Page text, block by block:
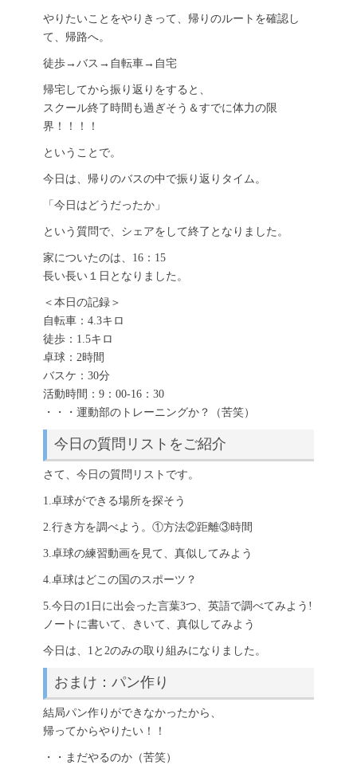
やりたいことをやりきって、帰りのルートを確認し
て、帰路へ。
徒歩→バス→自転車→自宅
帰宅してから振り返りをすると、
スクール終了時間も過ぎそう＆すでに体力の限
界！！！！
ということで。
今日は、帰りのバスの中で振り返りタイム。
「今日はどうだったか」
という質問で、シェアをして終了となりました。
家についたのは、16：15
長い長い１日となりました。
＜本日の記録＞
自転車：4.3キロ
徒歩：1.5キロ
卓球：2時間
バスケ：30分
活動時間：9：00-16：30
・・・運動部のトレーニングか？（苦笑）
今日の質問リストをご紹介
さて、今日の質問リストです。
1.卓球ができる場所を探そう
2.行き方を調べよう。①方法②距離③時間
3.卓球の練習動画を見て、真似してみよう
4.卓球はどこの国のスポーツ？
5.今日の1日に出会った言葉3つ、英語で調べてみよう!
ノートに書いて、きいて、真似してみよう
今日は、1と2のみの取り組みになりました。
おまけ：パン作り
結局パン作りができなかったから、
帰ってからやりたい！！
・・まだやるのか（苦笑）